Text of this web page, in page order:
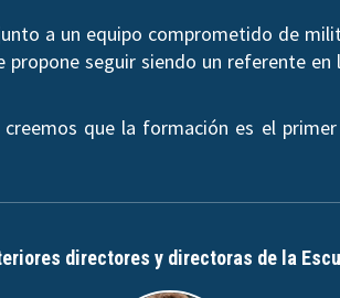
a un equipo comprometido de
seguir siendo un referente
que la formación es el
directores y directoras de la